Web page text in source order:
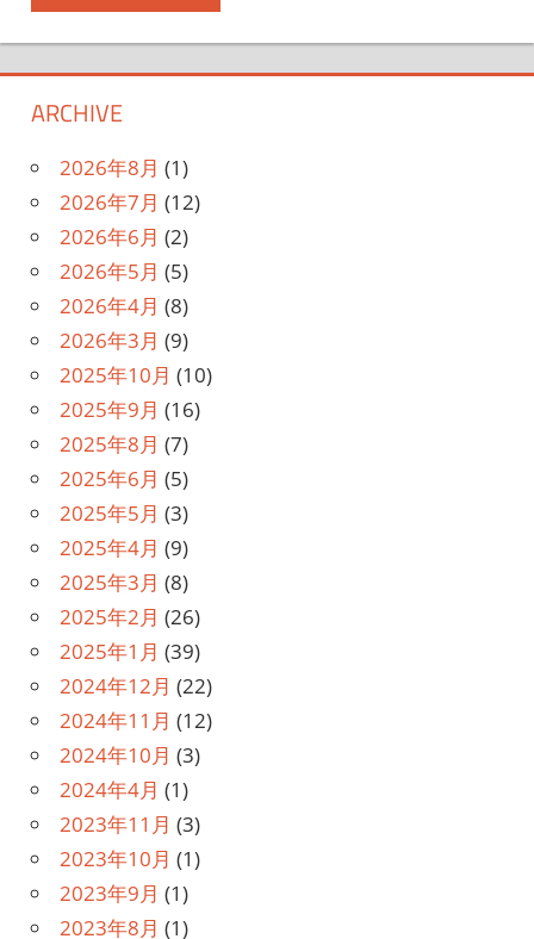
ARCHIVE
2026年8月 (1)
2026年7月 (12)
2026年6月 (2)
2026年5月 (5)
2026年4月 (8)
2026年3月 (9)
2025年10月 (10)
2025年9月 (16)
2025年8月 (7)
2025年6月 (5)
2025年5月 (3)
2025年4月 (9)
2025年3月 (8)
2025年2月 (26)
2025年1月 (39)
2024年12月 (22)
2024年11月 (12)
2024年10月 (3)
2024年4月 (1)
2023年11月 (3)
2023年10月 (1)
2023年9月 (1)
2023年8月 (1)